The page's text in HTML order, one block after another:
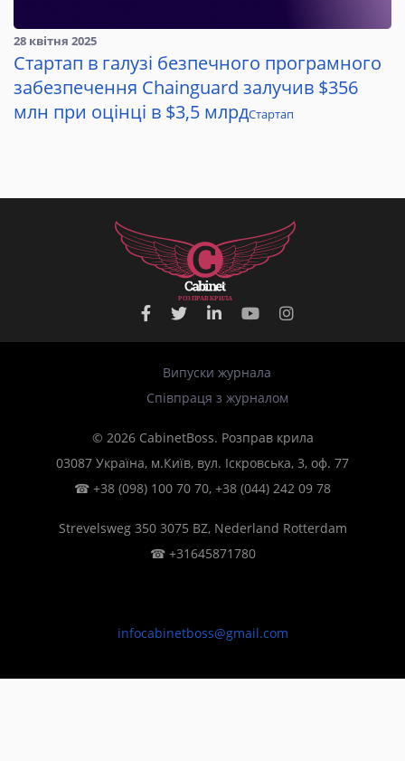
28 квітня 2025
Стартап в галузі безпечного програмного
забезпечення Chainguard залучив $356
млн при оцінці в $3,5 млрдСтартап
РОЗПРАВКРИЛА
Випуски журнала
Співпраця з журналом
© 2026 CabinetBoss. Розправ крила
03087 Україна, м.Київ, вул. Іскровська, 3, оф. 77
☎ +38 (098) 100 70 70, +38 (044) 242 09 78
Strevelsweg 350 3075 BZ, Nederland Rotterdam
☎ +31645871780
infocabinetboss@gmail.com